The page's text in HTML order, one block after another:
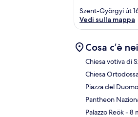
Szent-Györgyi út
Vedi sulla mappa
Cosa c’è
Chiesa votiva di
Chiesa
Piazza del Duomo
Pantheon
Palazzo Reök- 8